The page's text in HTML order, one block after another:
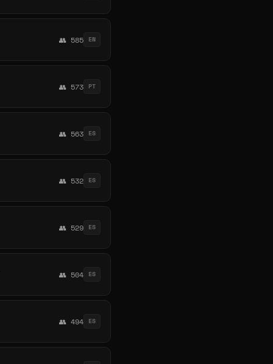
👥 585 EN
👥 573 PT
👥 563 ES
👥 532 ES
👥 529 ES
👥 504 ES
👥 494 ES